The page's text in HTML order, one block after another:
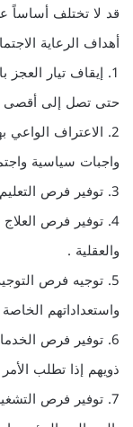
قد لا تختلف أساساً
أهداف الرعاية
1. إيقاف تيار
حتى تصل إلى أقصى
2. الاعتراف
واجبات سياسية
3. توفير فرص التعليم سواء ، في فصول خاصة أو مدارس خاصة .
4. توفير فرص
والعقلية .
5. توجيه فرص
واستعداداتهم
6. توفير فرص
ذويهم إذا تطلب
7. توفير فرص